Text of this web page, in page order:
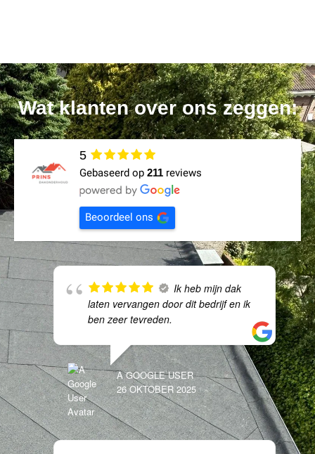
Wat klanten over ons zeggen:
5
Gebaseerd op 211 reviews
Beoordeel ons
Ik heb mijn dak
laten vervangen door dit bedrijf en ik
ben zeer tevreden.
A GOOGLE USER
26 OKTOBER 2025